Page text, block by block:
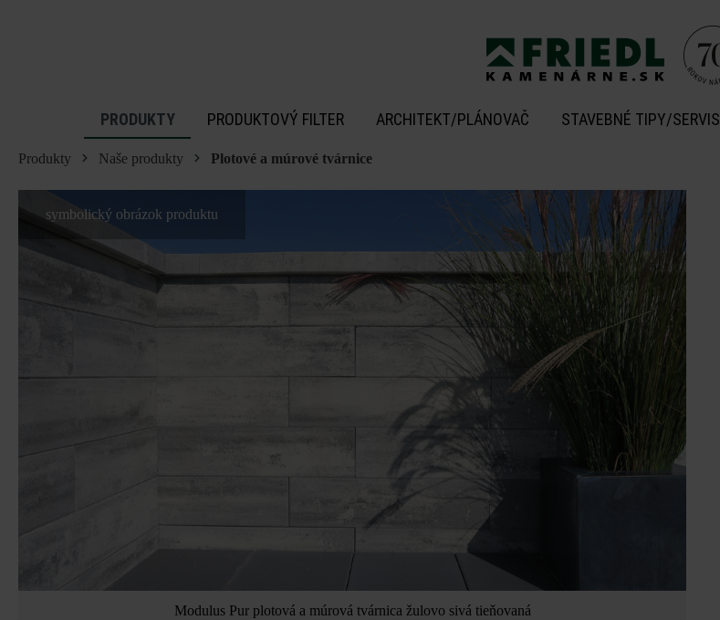
PRODUKTY PRODUKTOVÝ FILTER ARCHITEKT/PLÁNOVAČ STAVEBNÉ TIPY/SERVIS
Produkty Naše produkty Plotové a múrové tvárnice
Modulus Pur plotová a múrová tvárnica žulovo sivá tieňovaná
symbolický obrázok produktu